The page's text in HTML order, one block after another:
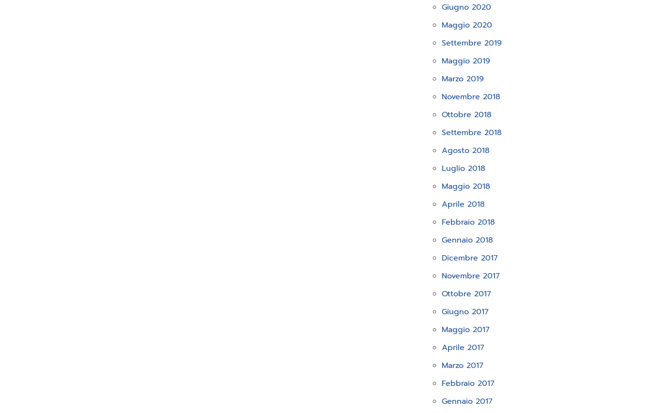
Giugno 2020
Maggio 2020
Settembre 2019
Maggio 2019
Marzo 2019
Novembre 2018
Ottobre 2018
Settembre 2018
Agosto 2018
Luglio 2018
Maggio 2018
Aprile 2018
Febbraio 2018
Gennaio 2018
Dicembre 2017
Novembre 2017
Ottobre 2017
Giugno 2017
Maggio 2017
Aprile 2017
Marzo 2017
Febbraio 2017
Gennaio 2017